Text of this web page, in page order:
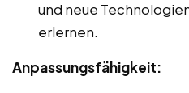
und neue
erlernen.
Anpassungsfähigkeit: